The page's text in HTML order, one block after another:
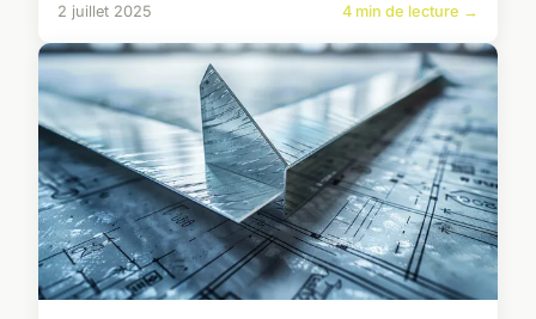
2 juillet 2025 4 min de lecture →